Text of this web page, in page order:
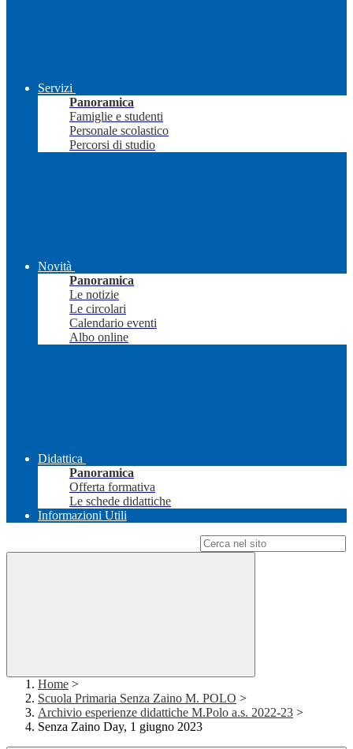
Servizi
Panoramica
Famiglie e studenti
Personale scolastico
Percorsi di studio
Novità
Panoramica
Le notizie
Le circolari
Calendario eventi
Albo online
Didattica
Panoramica
Offerta formativa
Le schede didattiche
Informazioni Utili
Home >
Scuola Primaria Senza Zaino M. POLO >
Archivio esperienze didattiche M.Polo a.s. 2022-23 >
Senza Zaino Day, 1 giugno 2023